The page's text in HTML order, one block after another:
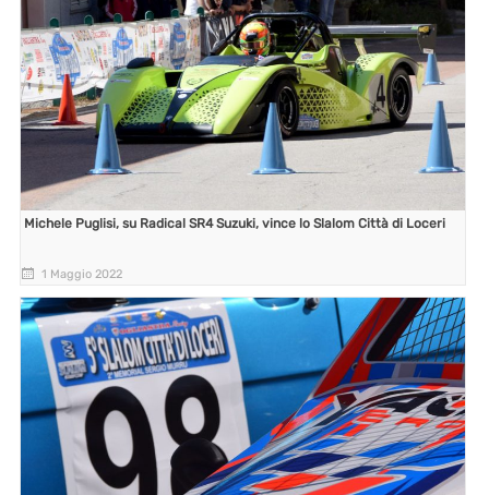
Michele Puglisi, su Radical SR4 Suzuki, vince lo Slalom Città di Loceri
1 Maggio 2022